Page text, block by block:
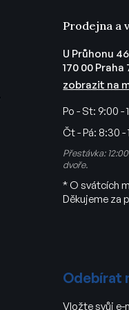
Prodejna a
U Průhonu
170 00 Praha
zobrazit na
Po - St: 9:00 -
Čt - Pá: 8:30 -
Přestávka:
dvoře.
* O svátcích
Děkujeme za
Odebírat
Vložte svůj e-